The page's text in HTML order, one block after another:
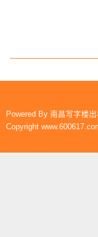
Powered By 南昌写字楼出
Copyright